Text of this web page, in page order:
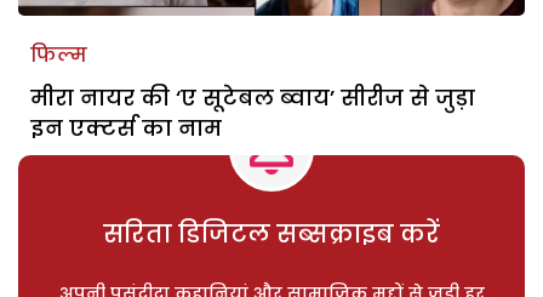
फिल्म
मीरा नायर की ‘ए सूटेबल ब्वाय’ सीरीज से जुड़ा
इन एक्टर्स का नाम
सरिता डिजिटल सब्सक्राइब करें